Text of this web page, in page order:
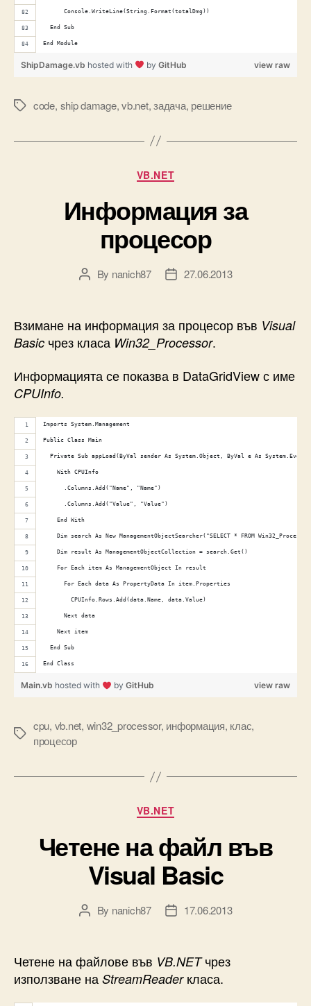
      Console.WriteLine(String.Format(totalDmg))
  End Sub
End Module
view raw
ShipDamage.vb hosted with by GitHub
Tagscode, ship damage,vb.net,задача, решение
Categories
VB.NET
Информация за
процесор
PostBy nanich87
Post27.06.2013
Взимане на информация за процесор във Visual
Basic чрез класа Win32_Processor.
Информацията се показва в DataGridView с име
CPUInfo.
Imports System.Management
Public Class Main
Private Sub appLoad(ByVal sender As System.Object, ByVal e As
    With CPUInfo
      .Columns.Add("Name", "Name")
      .Columns.Add("Value", "Value")
    End With
Dim search As New ManagementObjectSearcher("SELECT * FROM
    Dim result As ManagementObjectCollection = search.Get()
    For Each item As ManagementObject In result
      For Each data As PropertyData In item.Properties
        CPUInfo.Rows.Add(data.Name, data.Value)
      Next data
    Next item
  End Sub
End Class
view raw
Main.vb hosted with by GitHub
Tags
cpu, vb.net, win32_processor, информация, клас,
процесор
Categories
VB.NET
Четене на файл във
Visual Basic
PostBy nanich87
Post17.06.2013
Четене на файлове във VB.NETчрез
използване на StreamReaderкласа.